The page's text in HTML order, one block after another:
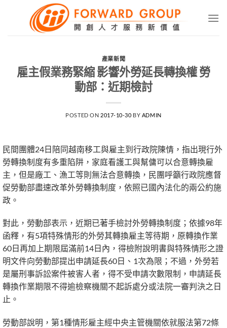
產業新聞
雇主假業務緊縮 影響外勞延長轉換權 勞
動部：近期檢討
POSTED ON 2017-10-30 BY ADMIN
民間團體24日陪同越南移工與雇主到行政院陳情，指出現行外
勞轉換制度有多重陷阱，家庭看護工與幫傭可以合意轉換雇
主，但是廠工、漁工等則無法合意轉換，民團呼籲行政院應督
促勞動部盡速改革外勞轉換制度，依照已國內法化的兩公約施
政。
對此，勞動部表示，近期已著手檢討外勞轉換制度；依據98年
函釋，有5項特殊情形的外勞其轉換雇主等待期，原轉換作業
60日再加上期限屆滿前14日內，得檢附說明書與特殊情形之證
明文件向勞動部提出申請延長60日、1次為限；不過，外勞若
是屬刑事訴訟案件被害人者，得不受申請次數限制，申請延長
轉換作業期限不得逾檢察機關不起訴處分或法院一審判決之日
止。
勞動部說明，第1種情形雇主經中央主管機關依就服法第72條